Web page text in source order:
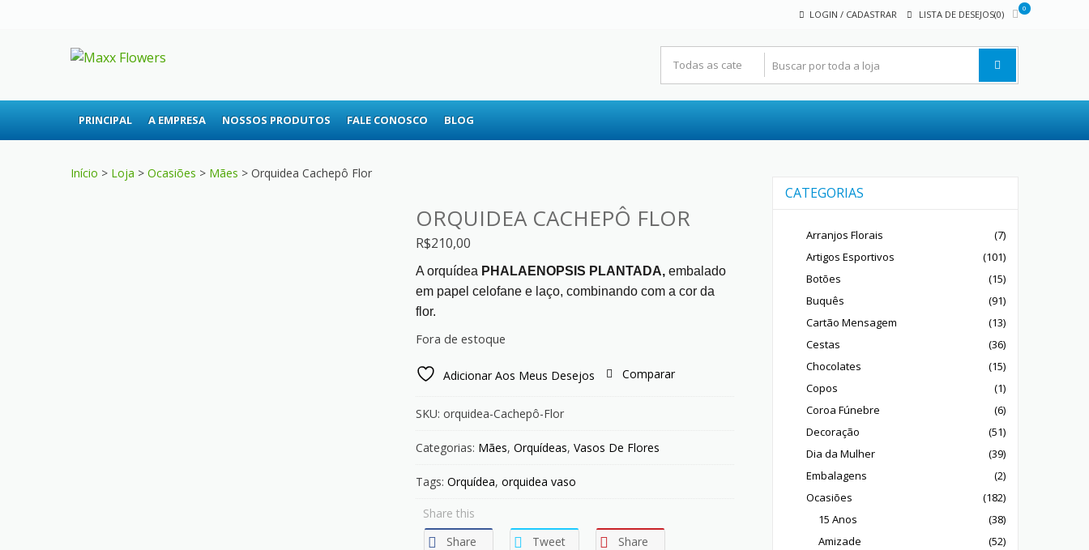
LOGIN / CADASTRAR LISTA DE DESEJOS(0)
0
PRINCIPAL A EMPRESA NOSSOS PRODUTOS FALE CONOSCO BLOG
Início > Loja > Ocasiões > Mães > Orquidea Cachepô Flor
ORQUIDEA CACHEPÔ FLOR
R$210,00
A orquídea PHALAENOPSIS PLANTADA,embalado
em papel celofane e laço, combinando com a cor da
flor.
Fora de estoque
Adicionar Aos Meus Desejos Comparar
SKU: orquidea-Cachepô-Flor
Categorias: Mães, Orquídeas, Vasos De Flores
Tags: Orquídea, orquidea vaso
Share this
Share
Tweet Share
CATEGORIAS
Arranjos Florais
(7)
Artigos Esportivos
(101)
Botões
(15)
Buquês
(91)
Cartão Mensagem
(13)
Cestas
(36)
Chocolates
(15)
Copos
(1)
Coroa Fúnebre
(6)
Decoração
(51)
Dia da Mulher
(39)
Embalagens
(2)
Ocasiões
(182)
15 Anos
(38)
Amizade
(52)